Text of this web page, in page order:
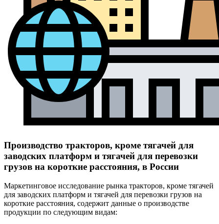
Производство тракторов, кроме тягачей для
заводских платформ и тягачей для перевозки
грузов на короткие расстояния, в России
Маркетинговое исследование рынка тракторов, кроме тягачей
для заводских платформ и тягачей для перевозки грузов на
короткие расстояния, содержит данные о производстве
продукции по следующим видам: